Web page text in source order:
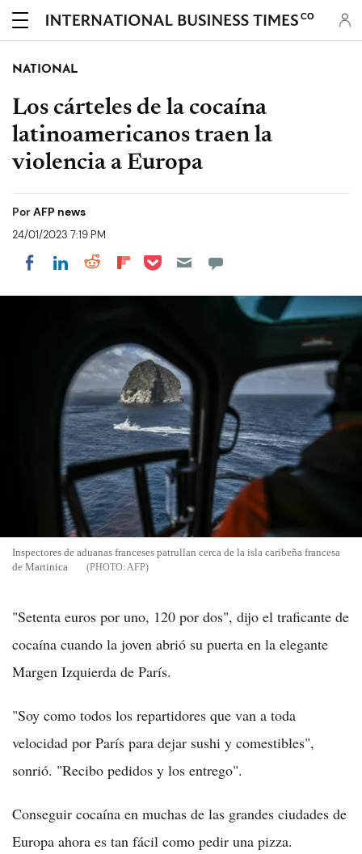
CO
NATIONAL
Los cárteles de la cocaína
latinoamericanos traen la
violencia a Europa
PorAFP news
24/01/2023 7:19 PM
Share on Facebook
Share on LinkedIn
Share on Reddit
Share on Flipboard
Share on Pocket
Inspectores de aduanas franceses patrullan cerca de la isla caribeña francesa
de Martinica
AFP
"Setenta euros por uno, 120 por dos", dijo el traficante de
cocaína cuando la joven abrió su puerta en la elegante
Margen Izquierda de París.
"Soy como todos los repartidores que van a toda
velocidad por París para dejar sushi y comestibles",
sonrió. "Recibo pedidos y los entrego".
Conseguir cocaína en muchas de las grandes ciudades de
Europa ahora es tan fácil como pedir una pizza.